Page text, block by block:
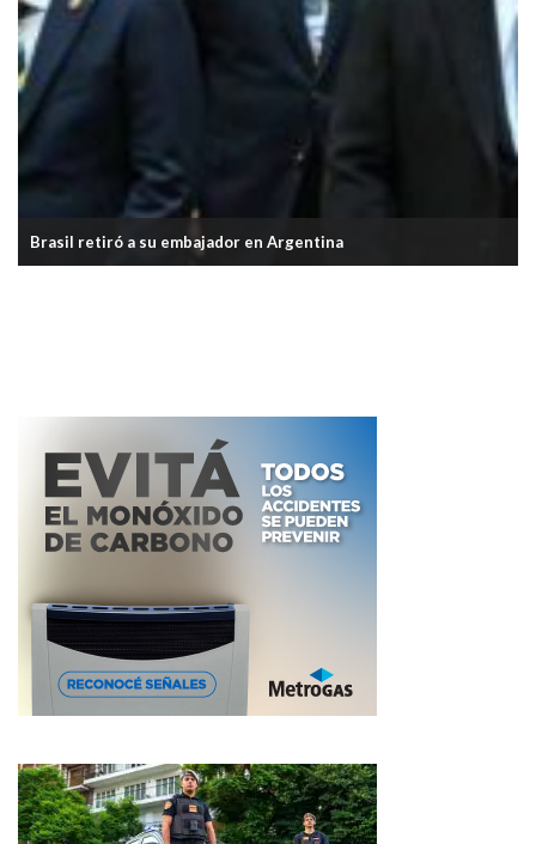
Milei anunció la reforma a la Carta Orgánica del BCRA